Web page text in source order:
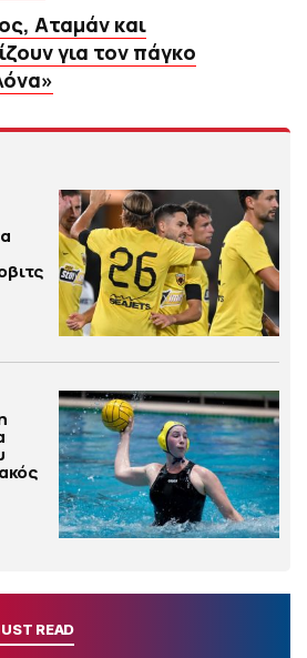
Αταμάν και
για τον πάγκο
READ